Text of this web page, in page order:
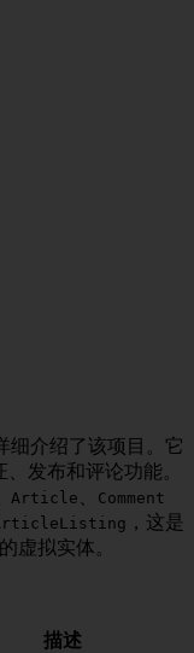
细介绍了该项目。它
发布和评论功能。
Article Comment
，这是
虚拟实体。
描述